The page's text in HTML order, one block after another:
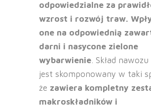
odpowiedzialne za
wzrost i rozwój traw.
one na odpowiednią
darni i nasycone zielone
wybarwienie. Skład
jest skomponowany w taki
że zawiera kompletny
makroskładników i